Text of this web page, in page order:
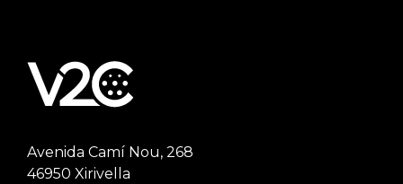
Avenida Camí Nou, 268
46950 Xirivella